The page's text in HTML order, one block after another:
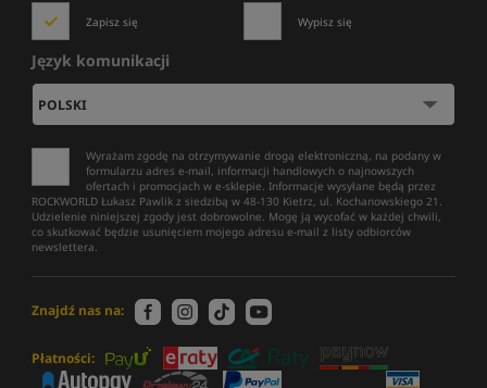
Zapisz się Wypisz się
Język komunikacji
Wyrażam zgodę na otrzymywanie drogą elektroniczną, na podany w
formularzu adres e-mail, informacji handlowych o najnowszych
ofertach i promocjach w e-sklepie. Informacje wysyłane będą przez
ROCKWORLD Łukasz Pawlik z siedzibą w 48-130 Kietrz, ul. Kochanowskiego 21.
Udzielenie niniejszej zgody jest dobrowolne. Mogę ją wycofać w każdej chwili,
co skutkować będzie usunięciem mojego adresu e-mail z listy odbiorców
newslettera.
Znajdź nas na:
Płatności: